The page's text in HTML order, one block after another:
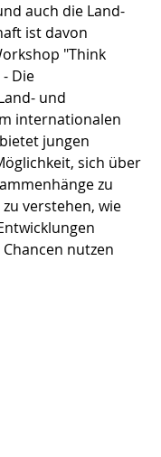
auch die Land-
ist davon
"Think
Die
und
internationalen
jungen
sich über
zu
verstehen, wie
nutzen